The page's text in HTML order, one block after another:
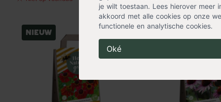
je wilt toestaan. Lees hierover meer
akkoord met alle cookies op onze
functionele en analytische cookies.
Oké
Nieuw Nieuw